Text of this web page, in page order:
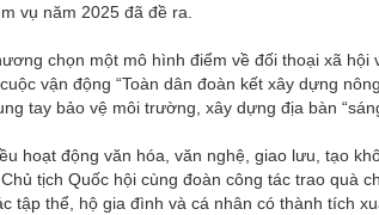
vụ năm 2025 đã đề ra.
chọn một mô hình điểm về đối thoại xã
vận động “Toàn dân đoàn kết xây dựng
tay bảo vệ môi trường, xây dựng địa bàn
hoạt động văn hóa, văn nghệ, giao lưu, tạo
tịch Quốc hội cùng đoàn công tác trao quà
tập thể, hộ gia đình và cá nhân có thành tích